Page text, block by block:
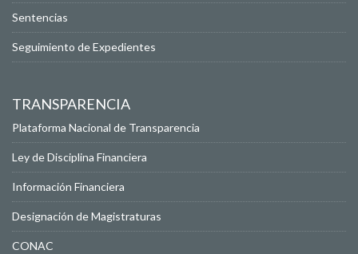
Sentencias
Seguimiento de Expedientes
TRANSPARENCIA
Plataforma Nacional de Transparencia
Ley de Disciplina Financiera
Información Financiera
Designación de Magistraturas
CONAC